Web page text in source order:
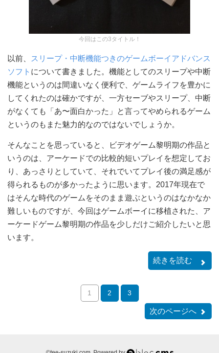
今回はこの3タイトル！
以前、
スリープ・中断機能つきのゲームボーイアドバンス
ソフト について書きました。機能としてのスリープや中断
機能というのは間違いなく便利で、ゲームライフを豊かに
してくれたのは確かですが、一方セーブやスリープ、中断
がなくても「あ〜面白かった」と言ってやめられるゲーム
というのもまた魅力的なのではないでしょうか。
そんなことを思っていると、ビデオゲーム黎明期の作品と
いうのは、アーケードでの比較的短いプレイを想定してお
り、あっさりとしていて、それでいてプレイ後の満足感が
得られるものが多かったように思います。2017年現在で
はそんな時代のゲームをそのまま遊ぶというのはなかなか
難しいものですが、今回はゲームボーイに移植された、ア
ーケードゲーム黎明期の作品を少しだけご紹介したいと思
います。
続きを読む
次のページへ
1 2 3
a-